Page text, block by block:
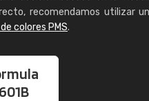
recomendamos utilizar
colores PMS.